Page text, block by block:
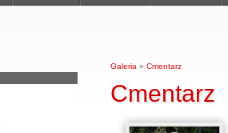
Cmentarz
Galeria » Cmentarz